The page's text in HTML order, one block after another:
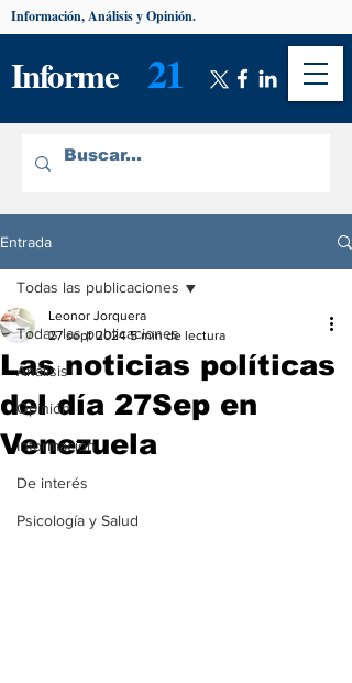
Informe 21
Información, Análisis y Opinión.
Entrada
Todas las publicaciones
Análisis
Opinión
Información
De interés
Psicología y Salud
Todas las publicaciones
Las noticias políticas
del día 27Sep en
Venezuela
Leonor Jorquera
27 sept 2024 5 min de lectura